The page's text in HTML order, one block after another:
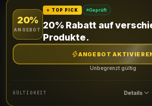
20%
ANGEBOT
⭐ TOP PICK Geprüft
20% Rabatt auf
Produkte.
ANGEBOT
Unbegrenzt gültig
GÜLTIGKEIT Details